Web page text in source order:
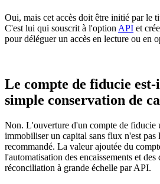
Oui, mais cet accès doit être initié par le
C'est lui qui souscrit à l'option API et
pour déléguer un accès en lecture ou en
Le compte de fiducie
simple conservation de
Non. L'ouverture d'un compte de fiducie
immobiliser un capital sans flux n'est pas
recommandé. La valeur ajoutée du
l'automatisation des encaissements et des
réconciliation à grande échelle par API.